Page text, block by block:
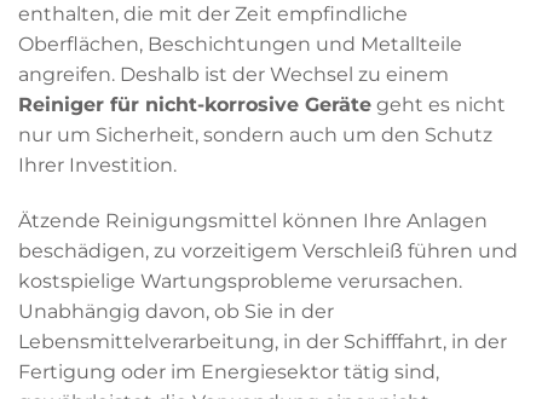
enthalten, die mit der Zeit empfindliche
Oberflächen, Beschichtungen und Metallteile
angreifen. Deshalb ist der Wechsel zu einem
Reiniger für nicht-korrosive Geräte geht es nicht
nur um Sicherheit, sondern auch um den Schutz
Ihrer Investition.
Ätzende Reinigungsmittel können Ihre Anlagen
beschädigen, zu vorzeitigem Verschleiß führen und
kostspielige Wartungsprobleme verursachen.
Unabhängig davon, ob Sie in der
Lebensmittelverarbeitung, in der Schifffahrt, in der
Fertigung oder im Energiesektor tätig sind,